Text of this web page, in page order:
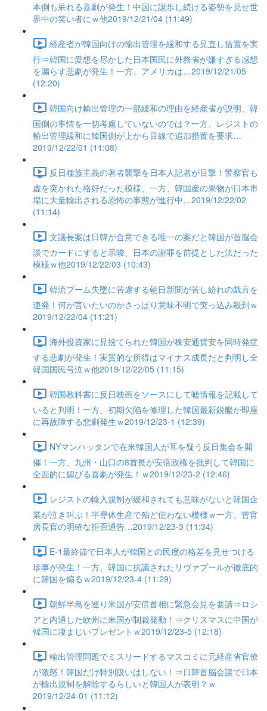
本側も呆れる喜劇が発生！中国に譲歩し続ける姿勢を見せ世
界中の笑い者にｗ他2019/12/21/04 (11:49)
経産省が韓国向けの輸出管理を緩和する見直し措置を実
行⇒韓国に愛想を尽かした日本国民に外務省が嫌すぎる感想
を漏らす悲劇が発生！一方、アメリカは…2019/12/21/05
(12:20)
韓国向け輸出管理の一部緩和の理由を経産省が説明、韓
国側の事情を一切考慮していないのでは？一方、レジストの
輸出管理緩和に韓国側が上から目線で追加措置を要求…
2019/12/22/01 (11:08)
反日種族主義の著者襲撃を日本人記者が目撃！警察官も
虚を突かれた格好だった模様、一方、韓国産の果物が日本市
場に大量輸出される恐怖の事態が進行中…2019/12/22/02
(11:14)
文議長案は日韓が合意できる唯一の案だと韓国が首脳会
談でカードにすると示唆、日本の謝罪を前提とした法だった
模様ｗ他2019/12/22/03 (10:43)
韓流ブーム失墜に苦慮する朝日新聞が苦し紛れの戯言を
連発！何が言いたいのかさっぱり意味不明で突っ込み殺到ｗ
2019/12/22/04 (11:21)
海外投資家に見捨てられた韓国が株安通貨安を同時発症
する悲劇が発生！実質的な所得はマイナス成長だと判明し全
韓国国民号泣ｗ他2019/12/22/05 (11:15)
韓国教科書に反日映画をソースにして嘘情報を記載して
いると判明！一方、初期欠陥を修理した韓国最新鋭艦が即座
に再故障する悲劇発生ｗ2019/12/23-1 (12:39)
NYマンハッタンで在米韓国人が耳を疑う反日集会を開
催！一方、九州・山口の8首長が安倍政権を批判して韓国に
全面的に媚びる喜劇が発生！ｗ2019/12/23-2 (12:46)
レジストの輸入規制が緩和されても意味がないと韓国企
業が泣き叫ぶ！半導体生産で殆ど使わない模様ｗ一方、菅官
房長官の明確な拒否通告…2019/12/23-3 (11:34)
E-1最終節で日本人が韓国との民度の格差を見せつける
珍事が発生！一方、韓国に抗議されたリヴァプールが徹底的
に韓国を煽るｗ2019/12/23-4 (11:29)
朝鮮半島を巡り米国が安倍首相に緊急会見を要請⇒ロシ
アと内通した欧州に米国が制裁発動！⇒クリスマスに中国が
韓国に凄まじいプレゼントｗ2019/12/23-5 (12:18)
輸出管理問題でミスリードするマスコミに元経産省官僚
が激怒！韓国だけ特別扱いはしない！⇒日韓首脳会談で日本
が輸出規制を解除するらしいと韓国人が表明？ｗ
2019/12/24-01 (11:12)